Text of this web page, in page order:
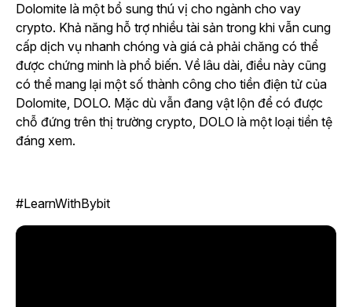
Dolomite là một bổ sung thú vị cho ngành cho vay
crypto. Khả năng hỗ trợ nhiều tài sản trong khi vẫn cung
cấp dịch vụ nhanh chóng và giá cả phải chăng có thể
được chứng minh là phổ biến. Về lâu dài, điều này cũng
có thể mang lại một số thành công cho tiền điện tử của
Dolomite, DOLO. Mặc dù vẫn đang vật lộn để có được
chỗ đứng trên thị trường crypto, DOLO là một loại tiền tệ
đáng xem.
#LearnWithBybit